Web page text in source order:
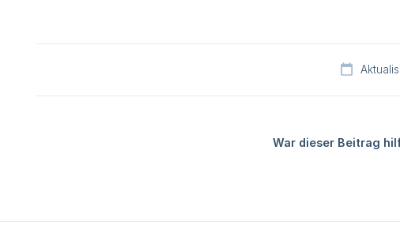
War dieser Beitrag